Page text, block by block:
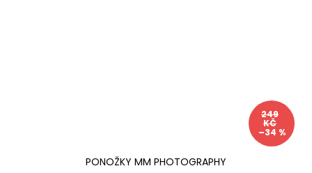
249
KČ
–34 %
PONOŽKY MM PHOTOGRAPHY